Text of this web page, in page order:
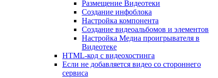
Размещение Видеотеки
Создание инфоблока
Настройка компонента
Создание видеоальбомов и элементов
Настройка Медиа проигрывателя в
Видеотеке
HTML-код с видеохостинга
Если не добавляется видео со стороннего
сервиса